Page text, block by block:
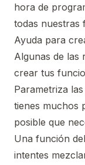
hora de
todas nuestras
Ayuda para
Algunas de las
crear tus
Parametriza
tienes muchos
posible que
Una función
intentes